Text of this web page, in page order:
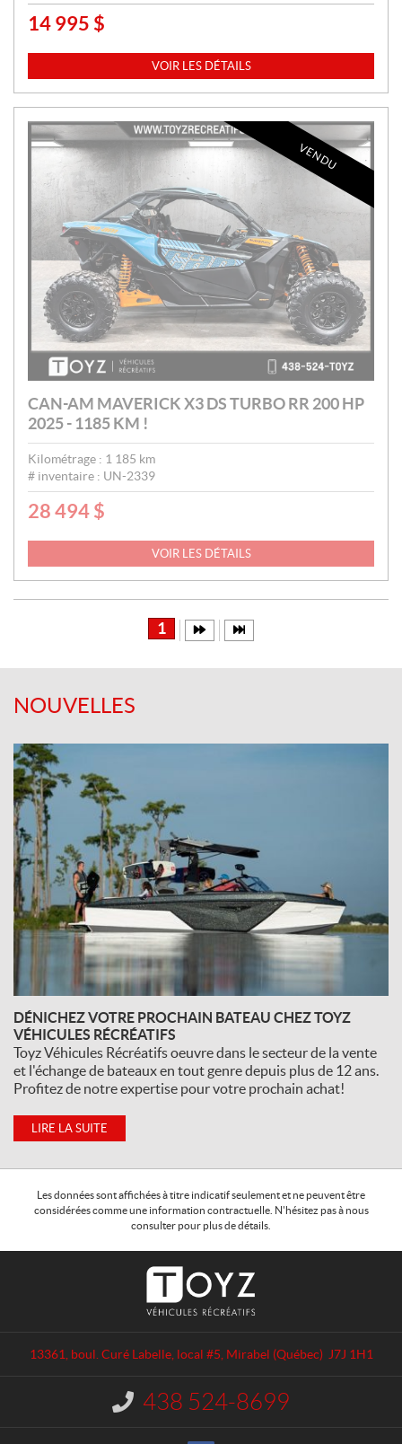
P
X
:
14 995 $
VOIR LES DÉTAILS
VENDU
CAN-AM MAVERICK X3 DS TURBO RR 200 HP
2025 - 1185 KM !
Kilométrage : 1 185 km
# inventaire : UN-2339
P
X
28 494 $
VOIR LES DÉTAILS
1
NOUVELLES
DÉNICHEZ VOTRE PROCHAIN BATEAU CHEZ TOYZ
VÉHICULES RÉCRÉATIFS
Toyz Véhicules Récréatifs oeuvre dans le secteur de la vente
et l'échange de bateaux en tout genre depuis plus de 12 ans.
Profitez de notre expertise pour votre prochain achat!
LIRE LA SUITE
Les données sont affichées à titre indicatif seulement et ne peuvent être
considérées comme une information contractuelle. N'hésitez pas à nous
consulter pour plus de détails.
13361, boul. Curé Labelle, local #5 Mirabel (Québec) J7J 1H1
438 524-8699